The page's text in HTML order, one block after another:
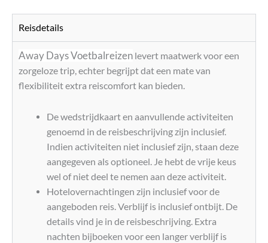
Reisdetails
Away Days Voetbalreizen levert maatwerk voor een
zorgeloze trip, echter begrijpt dat een mate van
flexibiliteit extra reiscomfort kan bieden.
De wedstrijdkaart en aanvullende activiteiten
genoemd in de reisbeschrijving zijn inclusief.
Indien activiteiten niet inclusief zijn, staan deze
aangegeven als optioneel. Je hebt de vrije keus
wel of niet deel te nemen aan deze activiteit.
Hotelovernachtingen zijn inclusief voor de
aangeboden reis. Verblijf is inclusief ontbijt. De
details vind je in de reisbeschrijving. Extra
nachten bijboeken voor een langer verblijf is